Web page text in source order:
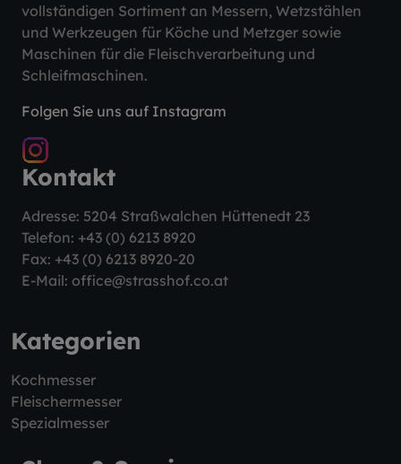
vollständigen Sortiment an Messern, Wetzstählen
und Werkzeugen für Köche und Metzger sowie
Maschinen für die Fleischverarbeitung und
Schleifmaschinen.
Folgen Sie uns auf Instagram
Kontakt
Adresse: 5204 Straßwalchen Hüttenedt 23
Telefon: +43 (0) 6213 8920
Fax: +43 (0) 6213 8920-20
E-Mail: office@strasshof.co.at
Kategorien
Kochmesser
Fleischermesser
Spezialmesser